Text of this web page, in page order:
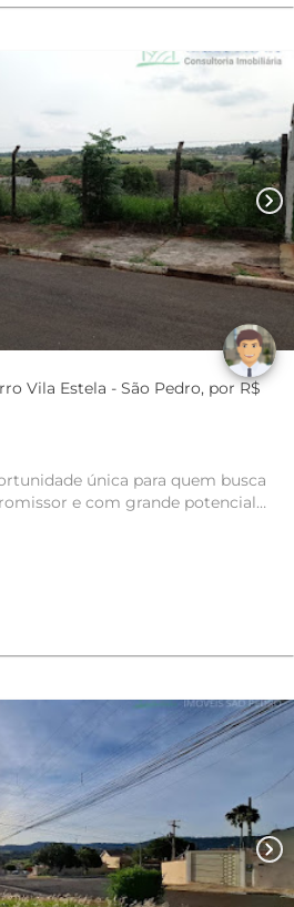
chevron_right
Vila Estela - São Pedro, por R$
única para quem busca
e com grande potencial
chevron_right